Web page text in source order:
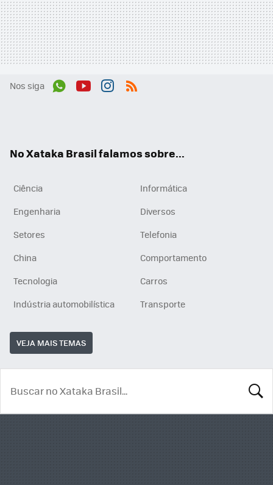
Nos siga
No Xataka Brasil falamos sobre...
Ciência
Informática
Engenharia
Diversos
Setores
Telefonia
China
Comportamento
Tecnologia
Carros
Indústria automobilística
Transporte
VEJA MAIS TEMAS